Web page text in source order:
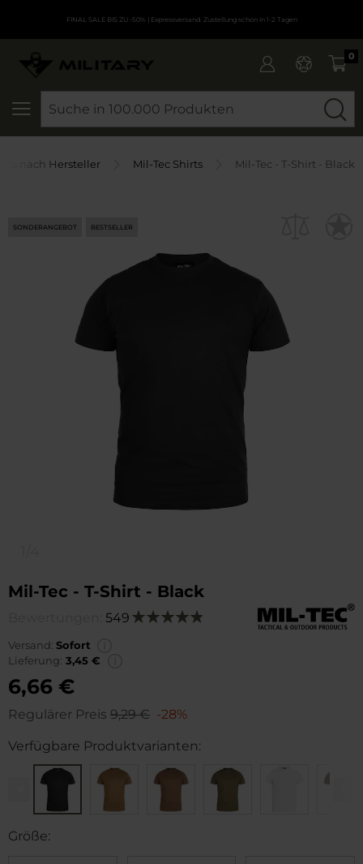
FINAL SALE BIS ZU -50% | Expressversand. Zustellung schon in 1-2 Tagen
0
nach Hersteller Mil-Tec Shirts Mil-Tec - T-Shirt - Black
SONDERANGEBOT BESTSELLER
Mil-Tec - T-Shirt - Black
549 Bewertung:
Versand: Sofort
Lieferung: 3,45 €
6,66 €
Regulärer Preis 9,29 € -28%
Verfügbare Produktvarianten:
Größe: